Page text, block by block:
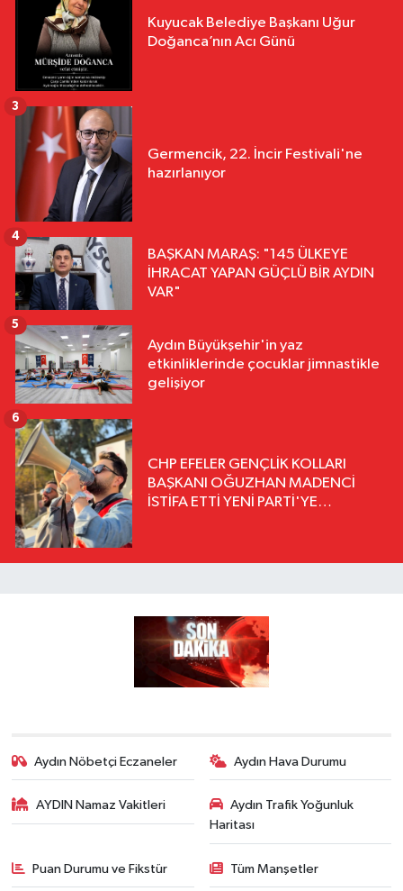
Kuyucak Belediye Başkanı Uğur
Doğanca’nın Acı Günü
Germencik, 22. İncir Festivali'ne
hazırlanıyor
3
BAŞKAN MARAŞ: "145 ÜLKEYE
İHRACAT YAPAN GÜÇLÜ BİR AYDIN
VAR"
4
Aydın Büyükşehir'in yaz
etkinliklerinde çocuklar jimnastikle
gelişiyor
5
CHP EFELER GENÇLİK KOLLARI
BAŞKANI OĞUZHAN MADENCİ
İSTİFA ETTİ YENİ PARTİ'YE
6
Aydın Nöbetçi Eczaneler Aydın Hava Durumu
AYDIN Namaz Vakitleri
Aydın Trafik Yoğunluk
Haritası
Puan Durumu ve Fikstür Tüm Manşetler